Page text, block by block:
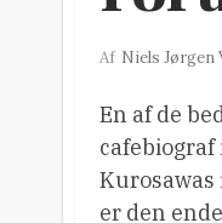
Af Niels Jørgen
En af de
er den